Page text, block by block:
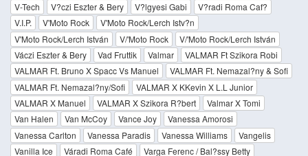
V-Tech V?czi Eszter & Bery V?lgyesi Gabi
V?radi Roma Caf?
V.I.P.
V'Moto Rock
V'Moto Rock/Lerch Istv?n
V'Moto Rock/Lerch István
V/'Moto Rock
V/'Moto Rock/Lerch István
Váczi Eszter & Bery
Vad Fruttik Valmar
VALMAR Ft Szikora Robi
VALMAR Ft. Bruno X Spacc Vs Manuel
VALMAR Ft. Nemazal?ny & Sofi
VALMAR Ft. Nemazal?ny/Sofi
VALMAR X KKevin X L.L Junior
VALMAR X Manuel
VALMAR X Szikora R?bert
Valmar X Tomi
Van Halen
Van McCoy Vance Joy
Vanessa Amorosi
Vanessa Carlton
Vanessa Paradis Vanessa Williams
Vangelis
Vanilla Ice
Váradi Roma Café Varga Ferenc / Bal?ssy Betty